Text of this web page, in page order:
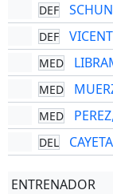
DEF
DEF
MED
MED
MED
DEL
ENTRENADOR